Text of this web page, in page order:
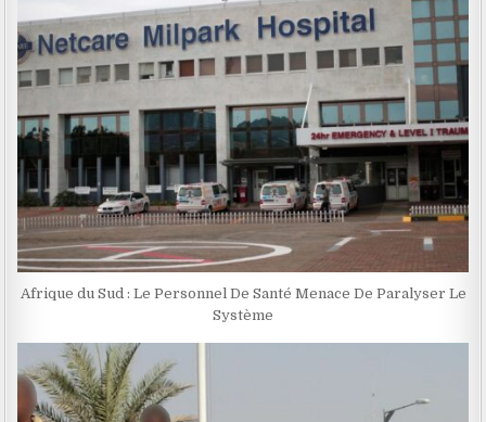
Afrique du Sud : Le Personnel De Santé Menace De Paralyser Le
Système